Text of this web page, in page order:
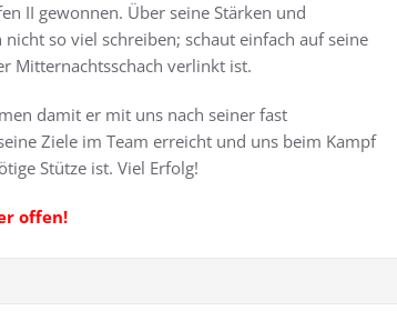
II gewonnen. Über seine Stärken und
so viel schreiben; schaut einfach auf seine
Mitternachtsschach verlinkt ist.
damit er mit uns nach seiner fast
Ziele im Team erreicht und uns beim Kampf
Stütze ist. Viel Erfolg!
offen!